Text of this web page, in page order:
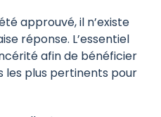
approuvé, il n’existe
réponse. L’essentiel
afin de bénéficier
les plus pertinents pour